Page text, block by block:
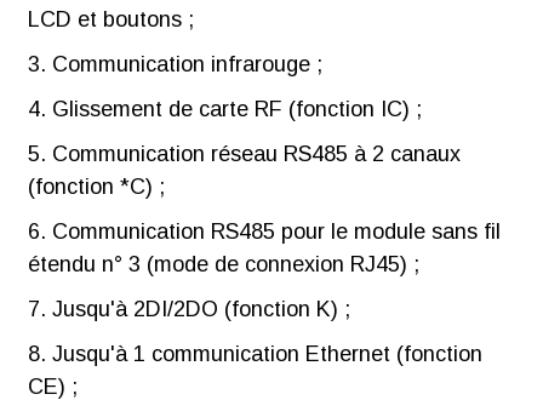
LCD et boutons ;
3. Communication infrarouge ;
4. Glissement de carte RF (fonction IC) ;
5. Communication réseau RS485 à 2 canaux
(fonction *C) ;
6. Communication RS485 pour le module sans fil
étendu n° 3 (mode de connexion RJ45) ;
7. Jusqu'à 2DI/2DO (fonction K) ;
8. Jusqu'à 1 communication Ethernet (fonction
CE) ;